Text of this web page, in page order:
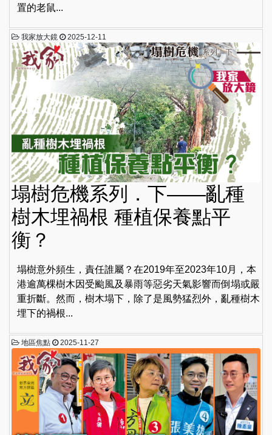
置的老鼠...
我家放大鏡 2025-12-11
塌樹危機系列．下——亂種
樹木埋禍根 種植保養點平
衡？
塌樹意外頻生，責任誰屬？在2019年至2023年10月，本
港逾萬棵樹木因受颱風及暴雨等惡劣天氣影響而倒塌或嚴
重折斷。然而，樹木塌下，除了是風勢猛烈外，亂種樹木
埋下的禍根...
地區焦點 2025-11-27